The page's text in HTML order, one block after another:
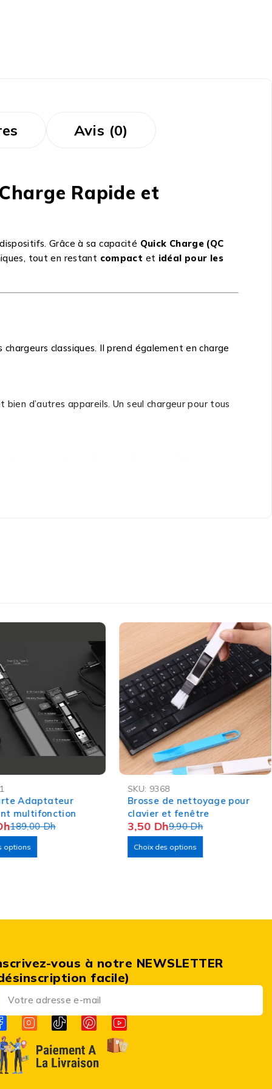
Avis (0)
Rapide et
Grâce à sa capacité Quick Charge (QC
tout en restant compact et idéal pour les
chargeurs classiques. Il prend également en charge
bien d’autres appareils. Un seul chargeur pour tous
sans avoir à jongler avec plusieurs câbles ou
sans fil.
Adaptateur
multifonction
189,00Dh
options
OFFRE FLASH
SKU: 9368
Brosse de nettoyage pour
clavier et fenêtre
9,90Dh
3,50 Dh
Choix des options
vous à notre NEWSLETTER
facile)